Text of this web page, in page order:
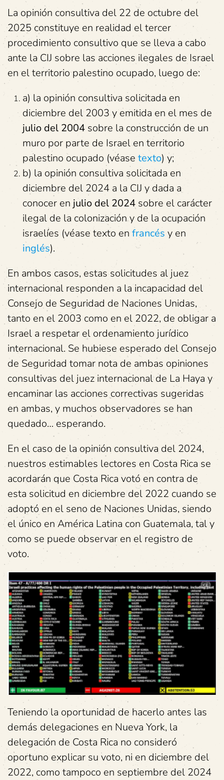
La opinión consultiva del 22 de octubre del
2025 constituye en realidad el tercer
procedimiento consultivo que se lleva a cabo
ante la CIJ sobre las acciones ilegales de Israel
en el territorio palestino ocupado, luego de:
a) la opinión consultiva solicitada en
diciembre del 2003 y emitida en el mes de
julio del 2004 sobre la construcción de un
muro por parte de Israel en territorio
palestino ocupado (véase texto) y;
b) la opinión consultiva solicitada en
diciembre del 2024 a la CIJ y dada a
conocer en julio del 2024 sobre el carácter
ilegal de la colonización y de la ocupación
israelíes (véase texto en francés y en
inglés).
En ambos casos, estas solicitudes al juez
internacional responden a la incapacidad del
Consejo de Seguridad de Naciones Unidas,
tanto en el 2003 como en el 2022, de obligar a
Israel a respetar el ordenamiento jurídico
internacional. Se hubiese esperado del Consejo
de Seguridad tomar nota de ambas opiniones
consultivas del juez internacional de La Haya y
encaminar las acciones correctivas sugeridas
en ambas, y muchos observadores se han
quedado… esperando.
En el caso de la opinión consultiva del 2024,
nuestros estimables lectores en Costa Rica se
acordarán que Costa Rica votó en contra de
esta solicitud en diciembre del 2022 cuando se
adoptó en el seno de Naciones Unidas, siendo
el único en América Latina con Guatemala, tal y
como se puede observar en el registro de
voto.
Teniendo la oportunidad de hacerlo antes las
demás delegaciones en Nueva York, la
delegación de Costa Rica no consideró
oportuno explicar su voto, ni en diciembre del
2022, como tampoco en septiembre del 2024